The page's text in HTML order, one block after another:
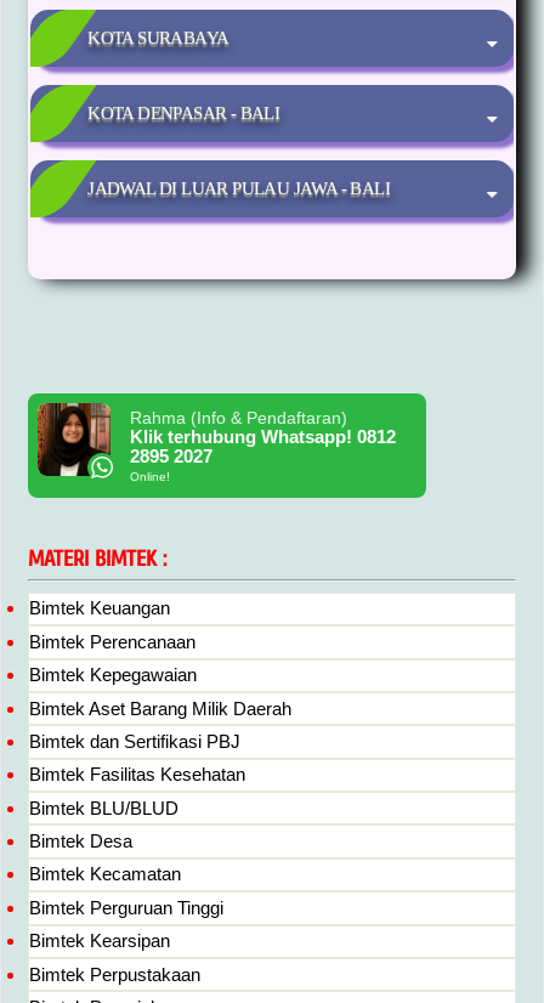
KOTA SURABAYA
KOTA DENPASAR - BALI
JADWAL DI LUAR PULAU JAWA - BALI
Rahma (Info & Pendaftaran)
Klik terhubung Whatsapp! 0812
2895 2027
Online!
MATERI BIMTEK :
Bimtek Keuangan
Bimtek Perencanaan
Bimtek Kepegawaian
Bimtek Aset Barang Milik Daerah
Bimtek dan Sertifikasi PBJ
Bimtek Fasilitas Kesehatan
Bimtek BLU/BLUD
Bimtek Desa
Bimtek Kecamatan
Bimtek Perguruan Tinggi
Bimtek Kearsipan
Bimtek Perpustakaan